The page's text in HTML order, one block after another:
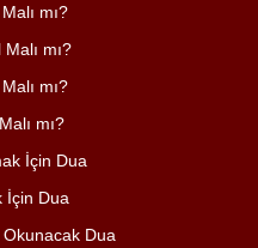
mı?
mı?
mı?
mı?
İçin Dua
İçin Dua
Dua